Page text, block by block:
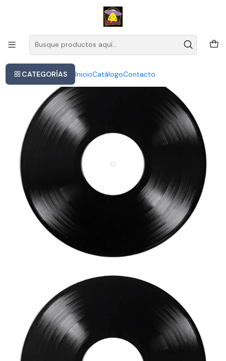
CATEGORÍAS InicioCatálogoContacto
Este es el texto del slide